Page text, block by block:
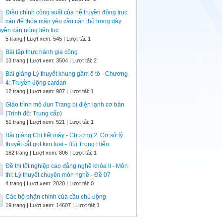
Điều chỉnh công suất của hệ truyền động trục
cán để thỏa mãn yêu cầu cán thô trong dây
cán nóng liên tục
5 trang | Lượt xem: 545 | Lượt tải: 1
Bài tập thực hành gia công
13 trang | Lượt xem: 3504 | Lượt tải: 2
Bài giảng Lý thuyết khung gầm ô tô - Chương
4: Truyền động cardan
12 trang | Lượt xem: 907 | Lượt tải: 1
Giáo trình mô đun Trang bị điện lạnh cơ bản
(Trình độ: Trung cấp)
51 trang | Lượt xem: 521 | Lượt tải: 1
Bài giảng Chi tiết máy - Chương 2: Cơ sở lý
thuyết cắt gọt kim loại - Bùi Trọng Hiếu
162 trang | Lượt xem: 806 | Lượt tải: 1
Đề thi tốt nghiệp cao đẳng nghề khóa II - Môn
thi: Lý thuyết chuyên môn nghề - Đề 07
4 trang | Lượt xem: 2020 | Lượt tải: 0
Các bộ phận chính của cầu chủ động
19 trang | Lượt xem: 14607 | Lượt tải: 1